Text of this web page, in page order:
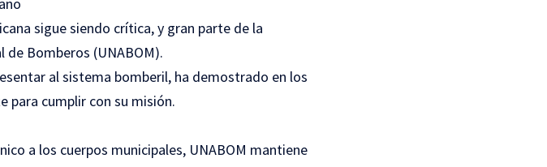
sigue siendo crítica, y gran parte de la
de Bomberos (UNABOM).
al sistema bomberil, ha demostrado en los
para cumplir con su misión.
a los cuerpos municipales, UNABOM mantiene